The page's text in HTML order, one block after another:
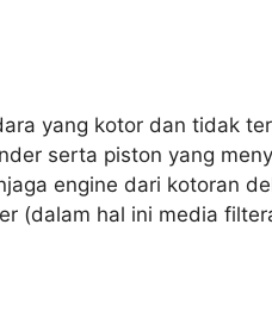
yang kotor dan tidak
serta piston yang
engine dari kotoran
(dalam hal ini media